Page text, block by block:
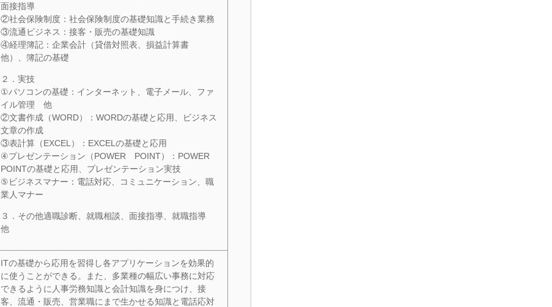
面接指導
②社会保険制度：社会保険制度の基礎知識と手続き業務
③流通ビジネス：接客・販売の基礎知識
④経理簿記：企業会計（貸借対照表、損益計算書
他）、簿記の基礎
２．実技
①パソコンの基礎：インターネット、電子メール、ファ
イル管理 他
②文書作成（WORD）：WORDの基礎と応用、ビジネス
文章の作成
③表計算（EXCEL）：EXCELの基礎と応用
④プレゼンテーション（POWER POINT）：POWER
POINTの基礎と応用、プレゼンテーション実技
⑤ビジネスマナー：電話対応、コミュニケーション、職
業人マナー
３．その他適職診断、就職相談、面接指導、就職指導
他
ITの基礎から応用を習得し各アプリケーションを効果的
に使うことができる。また、多業種の幅広い事務に対応
できるように人事労務知識と会計知識を身につけ、接
客、流通・販売、営業職にまで生かせる知識と電話応対